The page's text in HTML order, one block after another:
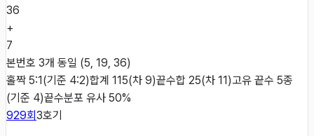
36
+
7
본번호 3개 동일 (5, 19, 36)
홀짝 5:1(기준 4:2)합계 115(차 9)끝수합 25(차 11)고유 끝수 5종
(기준 4)끝수분포 유사 50%
929회3호기